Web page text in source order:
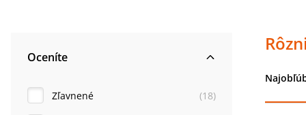
Oceníte
Zľavnené (18)